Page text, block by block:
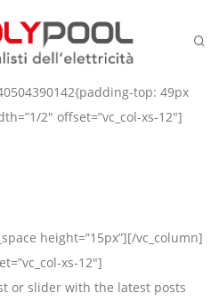
top: 49px
2″ offset=”vc_col-xs-12″]
height=”15px”][/vc_column]
xs-12″]
or slider with the latest posts